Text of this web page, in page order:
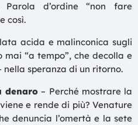
d’ordine “non fare
così.
acida e malinconica sugli
“a tempo”, che decolla e
nella speranza di un ritorno.
denaro – Perché mostrare la
e rende di più? Venature
denuncia l’omertà e la sete